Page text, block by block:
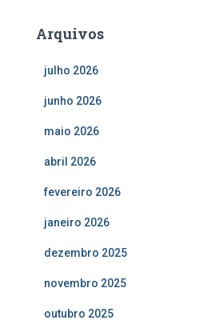
Arquivos
julho 2026
junho 2026
maio 2026
abril 2026
fevereiro 2026
janeiro 2026
dezembro 2025
novembro 2025
outubro 2025